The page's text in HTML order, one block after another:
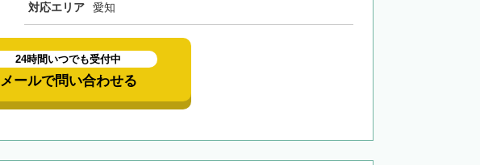
対応エリア 愛知
24時間いつでも受付中
メールで問い合わせる